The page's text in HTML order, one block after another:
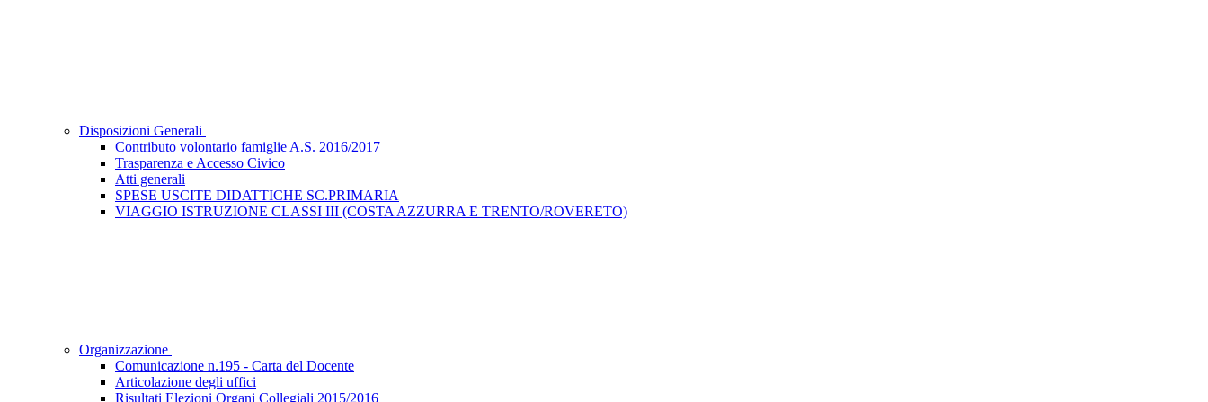
Disposizioni Generali
Contributo volontario famiglie A.S. 2016/2017
Trasparenza e Accesso Civico
Atti generali
SPESE USCITE DIDATTICHE SC.PRIMARIA
VIAGGIO ISTRUZIONE CLASSI III (COSTA AZZURRA E TRENTO/ROVERETO)
Organizzazione
Comunicazione n.195 - Carta del Docente
Articolazione degli uffici
Risultati Elezioni Organi Collegiali 2015/2016